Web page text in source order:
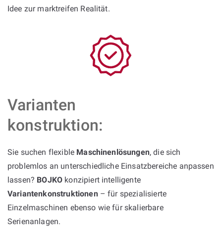
Idee zur marktreifen Realität.
Varianten
konstruktion:
Sie suchen flexible Maschinenlösungen, die sich
problemlos an unterschiedliche Einsatzbereiche anpassen
lassen? BOJKO konzipiert intelligente
Variantenkonstruktionen– für spezialisierte
Einzelmaschinen ebenso wie für skalierbare
Serienanlagen.